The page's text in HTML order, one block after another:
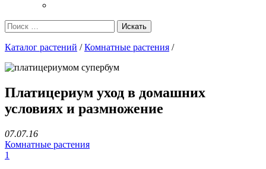
Каталог растений /Комнатные растения /
Платицериум уход в домашних
условиях и размножение
07.07.16
Комнатные растения
1